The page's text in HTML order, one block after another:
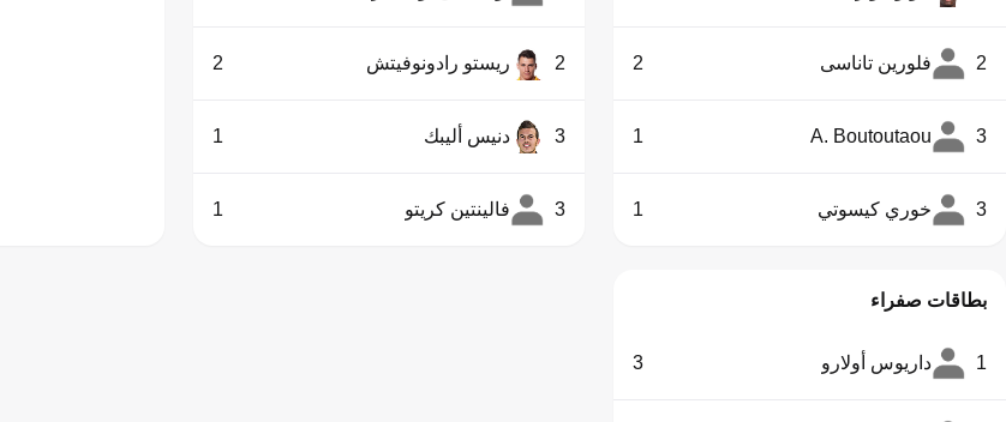
2 فلورين تاناسى 2
3
A. Boutoutaou
1
3 خوري كيسوتي 1
2 ريستو رادونوفيتش 2
3 دنيس أليبك 1
3 فالينتين كريتو 1
بطاقات صفراء
1 داريوس أولارو 3